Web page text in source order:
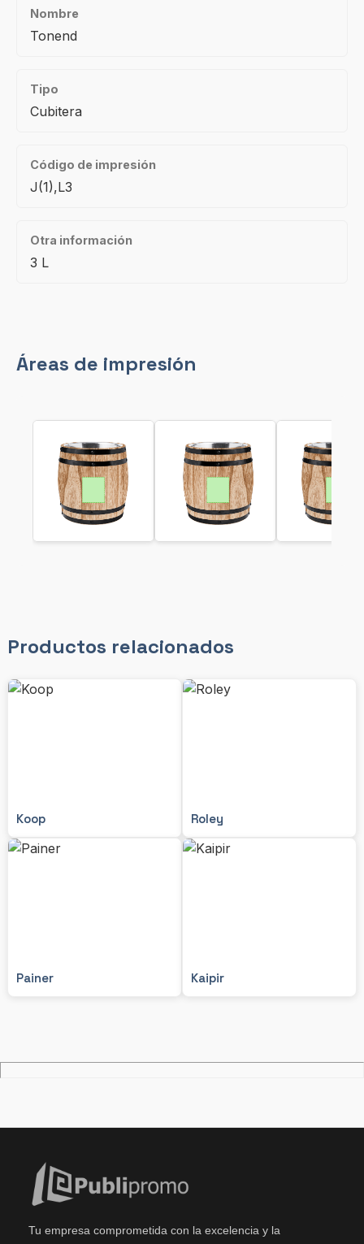
Nombre
Tonend
Tipo
Cubitera
Código de impresión
J(1),L3
Otra información
3 L
Áreas de impresión
Productos relacionados
Koop Roley
Painer Kaipir
Tu empresa comprometida con la excelencia y la